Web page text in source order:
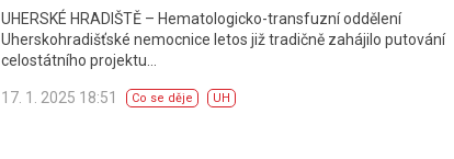
UHERSKÉ HRADIŠTĚ – Hematologicko-transfuzní oddělení
Uherskohradišťské nemocnice letos již tradičně zahájilo putování
celostátního projektu…
17. 1. 2025 18:51 Co se děje UH